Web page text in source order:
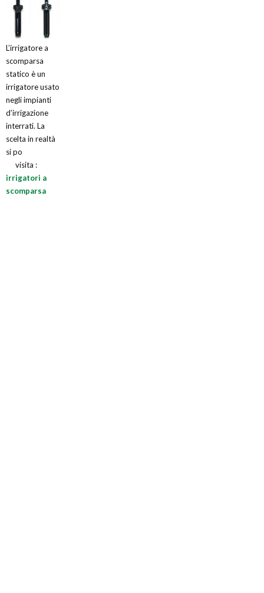
L’irrigatore a
scomparsa
statico è un
irrigatore usato
negli impianti
d’irrigazione
interrati. La
scelta in realtà
si po
visita :
irrigatori a
scomparsa